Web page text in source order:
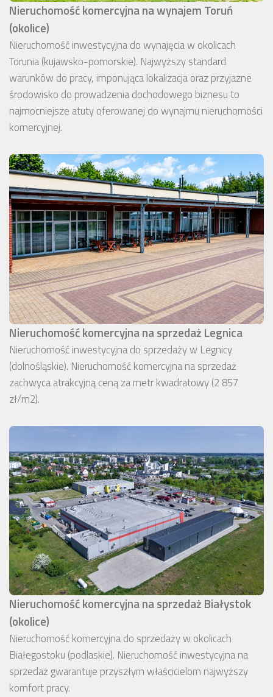
Nieruchomość komercyjna na wynajem Toruń
(okolice)
Nieruchomość inwestycyjna do wynajęcia w okolicach
Torunia (kujawsko-pomorskie). Najwyższy standard
warunków do pracy, imponująca lokalizacja oraz przyjazne
środowisko do prowadzenia dochodowego biznesu to
najmocniejsze atuty oferowanej do wynajmu nieruchomości
komercyjnej.
Nieruchomość komercyjna na sprzedaż Legnica
Nieruchomość inwestycyjna do sprzedaży w Legnicy
(dolnośląskie). Nieruchomość komercyjna na sprzedaż
zachwyca atrakcyjną ceną za metr kwadratowy (2 857
zł/m2).
Nieruchomość komercyjna na sprzedaż Białystok
(okolice)
Nieruchomość komercyjna do sprzedaży w okolicach
Białegostoku (podlaskie). Nieruchomość inwestycyjna na
sprzedaż gwarantuje przyszłym właścicielom najwyższy
komfort pracy.